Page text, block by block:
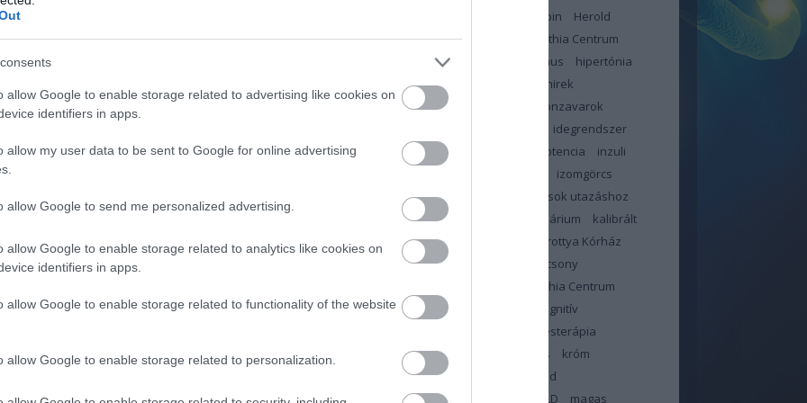
allow Google to enable storage related to advertising like cookies on
identifiers in apps.
allow my user data to be sent to Google for online advertising
allow Google to send me personalized advertising.
allow Google to enable storage related to analytics like cookies on
identifiers in apps.
allow Google to enable storage related to functionality of the website
allow Google to enable storage related to personalization.
a
is támadhatja
vagy ugyan tudsz, de nem tartod a
akkor a magas vércukorszint szép lassan tönkre
a veséd, és súlyosan károsodhatnak az idegeid,
hemoglobin
Herold
Zoltán
Heves Megyei Neuropathia Centrum
hiánybetegség
hiperinzulinizmus
hipertónia
hipoglikémia
hirek
hőháztartás
hormonzavarok
idegrendszer
időskor
immunrendszer impotencia
inzuli
izomgörcs
izzadás
január
jó tanácsok utazáshoz
június kalendárium
kalibrált
hangvilla
kálium
Kanizsai Dorottya Kórház
kapcsolattartás orvossal
karácsony
Kelet-pesti Neuropathia Centrum
kismama
klór
kognitív
kognitív viselkedésterápia
koleszterin
kolin koronavírus
króm
Lagosa
lelki állóképesség
lipid
lipidháztartás
MAFLD
magas